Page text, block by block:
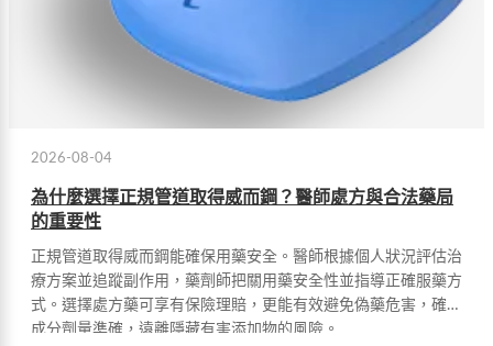
2026-08-04
為什麼選擇正規管道取得威而鋼？醫師處方與合法藥局
的重要性
正規管道取得威而鋼能確保用藥安全。醫師根據個人狀況評估治
療方案並追蹤副作用，藥劑師把關用藥安全性並指導正確服藥方
式。選擇處方藥可享有保險理賠，更能有效避免偽藥危害，確保
成分劑量準確，遠離隱藏有害添加物的風險。